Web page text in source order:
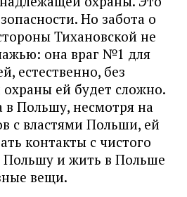
Но забота о
Тихановской не
она враг №1 для
естественно, без
ей будет сложно.
в Польшу, несмотря на
с властями Польши, ей
контакты с чистого
Польшу и жить в Польше
вещи.